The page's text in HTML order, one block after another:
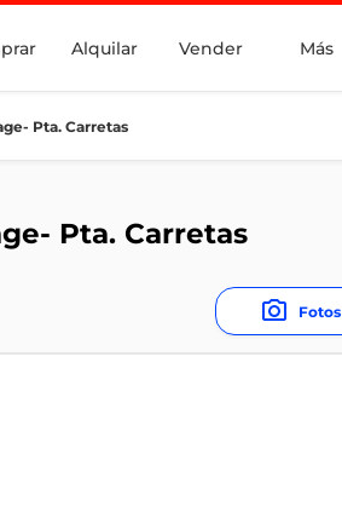
Alquilar Vender Más
Pta. Carretas
Pta. Carretas
Fotos